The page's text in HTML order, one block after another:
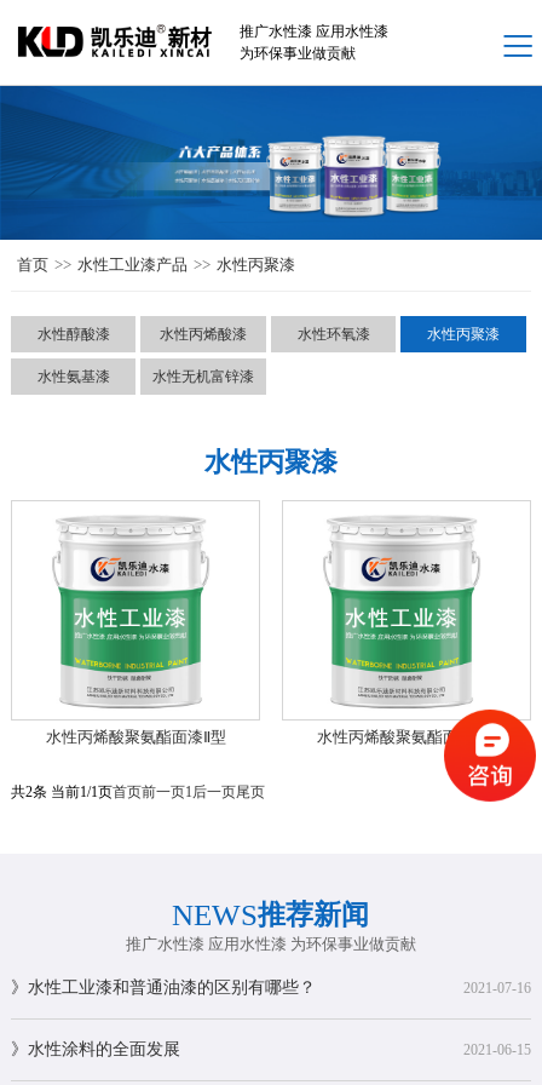
推广水性漆 应用水性漆
为环保事业做贡献
网站首页
水性工业漆产品 +
解决方案 +
联系我们 +
首页 >> 水性工业漆产品 >> 水性丙聚漆
水性醇酸漆 水性丙烯酸漆 水性环氧漆 水性丙聚漆
水性氨基漆 水性无机富锌漆
水性丙聚漆
水性丙烯酸聚氨酯面漆Ⅱ型 水性丙烯酸聚氨酯面漆Ⅰ型
共2条 当前1/1页首页前一页1后一页尾页
NEWS推荐新闻
推广水性漆 应用水性漆 为环保事业做贡献
》水性工业漆和普通油漆的区别有哪些？ 2021-07-16
》水性涂料的全面发展 2021-06-15